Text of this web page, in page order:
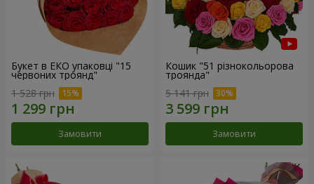
Букет в ЕКО упаковці "15
червоних троянд"
1 528 грн
Замовити
Кошик "51 різнокольорова
троянда"
5 141 грн
Замовити